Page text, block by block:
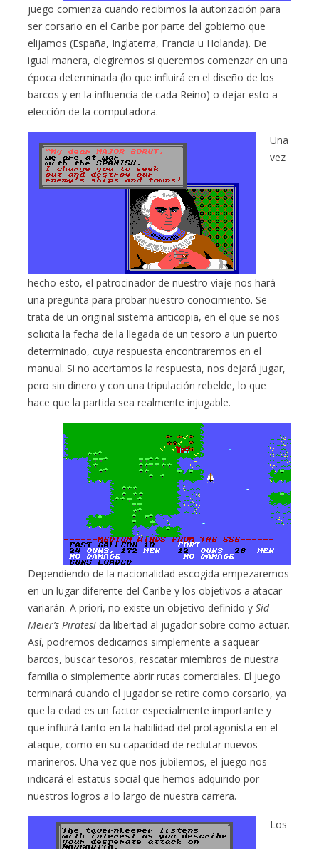
juego comienza cuando recibimos la autorización para
ser corsario en el Caribe por parte del gobierno que
elijamos (España, Inglaterra, Francia u Holanda). De
igual manera, elegiremos si queremos comenzar en una
época determinada (lo que influirá en el diseño de los
barcos y en la influencia de cada Reino) o dejar esto a
elección de la computadora.
Una
vez
hecho esto, el patrocinador de nuestro viaje nos hará
una pregunta para probar nuestro conocimiento. Se
trata de un original sistema anticopia, en el que se nos
solicita la fecha de la llegada de un tesoro a un puerto
determinado, cuya respuesta encontraremos en el
manual. Si no acertamos la respuesta, nos dejará jugar,
pero sin dinero y con una tripulación rebelde, lo que
hace que la partida sea realmente injugable.
Dependiendo de la nacionalidad escogida empezaremos
en un lugar diferente del Caribe y los objetivos a atacar
variarán. A priori, no existe un objetivo definido ySid
Meier’s Pirates! da libertad al jugador sobre como actuar.
Así, podremos dedicarnos simplemente a saquear
barcos, buscar tesoros, rescatar miembros de nuestra
familia o simplemente abrir rutas comerciales. El juego
terminará cuando el jugador se retire como corsario, ya
que la edad es un factor especialmente importante y
que influirá tanto en la habilidad del protagonista en el
ataque, como en su capacidad de reclutar nuevos
marineros. Una vez que nos jubilemos, el juego nos
indicará el estatus social que hemos adquirido por
nuestros logros a lo largo de nuestra carrera.
Los